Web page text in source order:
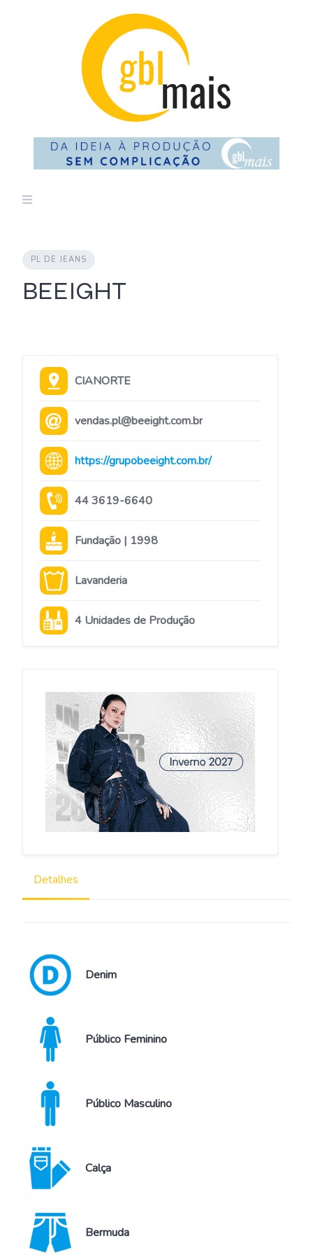
PL DE JEANS
BEEIGHT
Detalhes
Denim
Público Feminino
Público Masculino
Calça
Bermuda
CIANORTE
vendas.pl@beeight.com.br
https://grupobeeight.com.br/
44 3619-6640
Fundação | 1998
Lavanderia
4 Unidades de Produção